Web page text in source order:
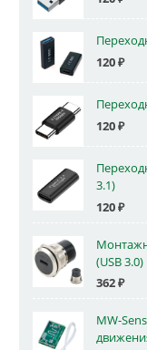
120₽
120₽
3.1)
120₽
(USB 3.0)
362₽
MW-